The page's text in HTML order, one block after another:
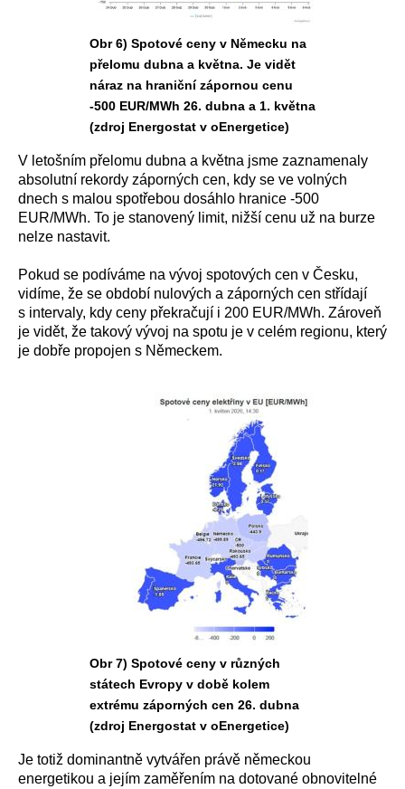
Obr 6) Spotové ceny v Německu na
přelomu dubna a května. Je vidět
náraz na hraniční zápornou cenu
-500 EUR/MWh 26. dubna a 1. května
(zdroj Energostat v oEnergetice)
V letošním přelomu dubna a května jsme zaznamenaly
absolutní rekordy záporných cen, kdy se ve volných
dnech s malou spotřebou dosáhlo hranice -500
EUR/MWh. To je stanovený limit, nižší cenu už na burze
nelze nastavit.
Pokud se podíváme na vývoj spotových cen v Česku,
vidíme, že se období nulových a záporných cen střídají
s intervaly, kdy ceny překračují i 200 EUR/MWh. Zároveň
je vidět, že takový vývoj na spotu je v celém regionu, který
je dobře propojen s Německem.
Obr 7) Spotové ceny v různých
státech Evropy v době kolem
extrému záporných cen 26. dubna
(zdroj Energostat v oEnergetice)
Je totiž dominantně vytvářen právě německou
energetikou a jejím zaměřením na dotované obnovitelné